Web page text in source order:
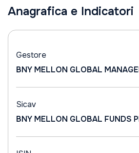
Anagrafica e Indicatori
Gestore
BNY MELLON GLOBAL
Sicav
BNY MELLON GLOBAL FUNDS